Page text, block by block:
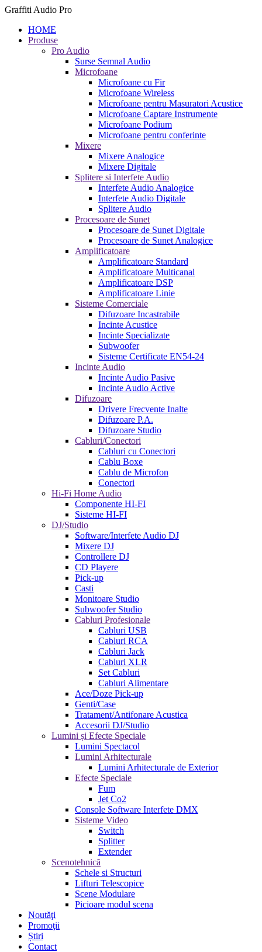
Graffiti Audio Pro
HOME
Produse
Pro Audio
Surse Semnal Audio
Microfoane
Microfoane cu Fir
Microfoane Wireless
Microfoane pentru Masuratori Acustice
Microfoane Captare Instrumente
Microfoane Podium
Microfoane pentru conferinte
Mixere
Mixere Analogice
Mixere Digitale
Splitere si Interfete Audio
Interfete Audio Analogice
Interfete Audio Digitale
Splitere Audio
Procesoare de Sunet
Procesoare de Sunet Digitale
Procesoare de Sunet Analogice
Amplificatoare
Amplificatoare Standard
Amplificatoare Multicanal
Amplificatoare DSP
Amplificatoare Linie
Sisteme Comerciale
Difuzoare Incastrabile
Incinte Acustice
Incinte Specializate
Subwoofer
Sisteme Certificate EN54-24
Incinte Audio
Incinte Audio Pasive
Incinte Audio Active
Difuzoare
Drivere Frecvente Inalte
Difuzoare P.A.
Difuzoare Studio
Cabluri/Conectori
Cabluri cu Conectori
Cablu Boxe
Cablu de Microfon
Conectori
Hi-Fi Home Audio
Componente HI-FI
Sisteme HI-FI
DJ/Studio
Software/Interfete Audio DJ
Mixere DJ
Controllere DJ
CD Playere
Pick-up
Casti
Monitoare Studio
Subwoofer Studio
Cabluri Profesionale
Cabluri USB
Cabluri RCA
Cabluri Jack
Cabluri XLR
Set Cabluri
Cabluri Alimentare
Ace/Doze Pick-up
Genti/Case
Tratament/Antifonare Acustica
Accesorii DJ/Studio
Lumini și Efecte Speciale
Lumini Spectacol
Lumini Arhitecturale
Lumini Arhitecturale de Exterior
Efecte Speciale
Fum
Jet Co2
Console Software Interfete DMX
Sisteme Video
Switch
Splitter
Extender
Scenotehnică
Schele si Structuri
Lifturi Telescopice
Scene Modulare
Picioare modul scena
Noutăţi
Promoţii
Știri
Contact